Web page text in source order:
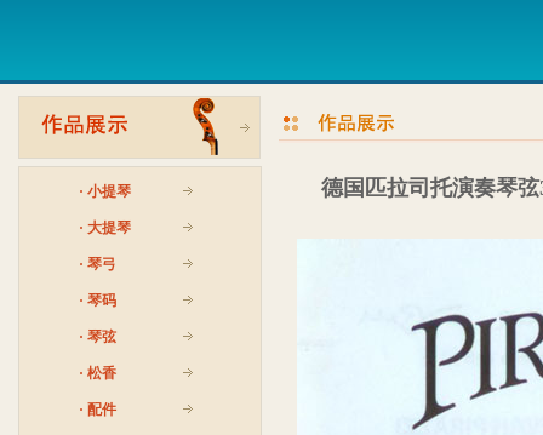
· 小提琴
· 大提琴
· 琴弓
· 琴码
· 琴弦
· 松香
· 配件
德国匹拉司托演奏琴